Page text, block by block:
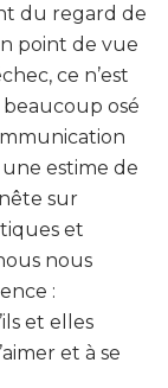
du regard de
point de vue
ce n’est
osé
estime de
sur
et
nous
:
et elles
et à se